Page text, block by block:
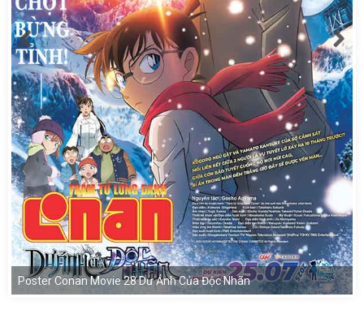
Poster Conan Movie 28 Dư Ảnh Của Độc Nhãn